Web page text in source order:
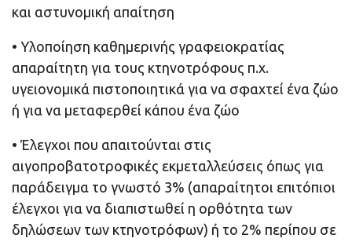
και αστυνομική απαίτηση
• Υλοποίηση καθημερινής γραφειοκρατίας
απαραίτητη για τους κτηνοτρόφους π.χ.
υγειονομικά πιστοποιητικά για να σφαχτεί ένα ζώο
ή για να μεταφερθεί κάπου ένα ζώο
• Έλεγχοι που απαιτούνται στις
αιγοπροβατοτροφικές εκμεταλλεύσεις όπως για
παράδειγμα το γνωστό 3% (απαραίτητοι επιτόπιοι
έλεγχοι για να διαπιστωθεί η ορθότητα των
δηλώσεων των κτηνοτρόφων) ή το 2% περίπου σε